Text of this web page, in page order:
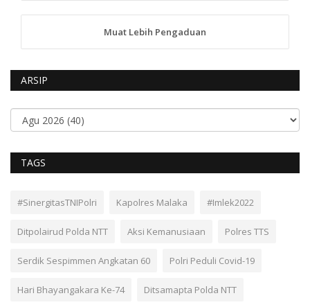
Muat Lebih Pengaduan
ARSIP
TAGS
#SinergitasTNIPolri Kapolres Malaka #Imlek2022
Ditpolairud Polda NTT Aksi Kemanusiaan Polres TTS
Serdik Sespimmen Angkatan 60 Polri Peduli Covid-19
Hari Bhayangakara Ke-74 Ditsamapta Polda NTT